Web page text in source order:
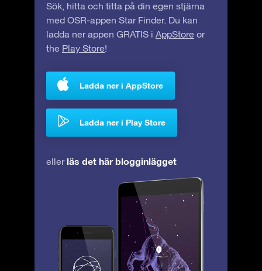
Sök, hitta och titta på din egen stjärna
med OSR-appen Star Finder. Du kan
ladda ner appen GRATIS i AppStore or
the Play Store!
Ladda ner i AppStore
Ladda ner i Play Store
eller läs det här blogginlägget